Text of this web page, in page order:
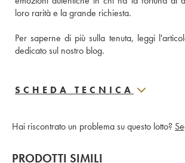
loro rarità e la grande richiesta.
Per saperne di più sulla tenuta, leggi
dedicato sul nostro blog.
SCHEDA TECNICA
Hai riscontrato un problema su questo lotto?
PRODOTTI SIMILI